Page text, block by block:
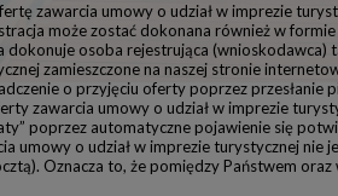
zawarcia umowy o udział w imprezie
może zostać dokonana również w
osoba rejestrująca
zamieszczone na naszej stronie
o przyjęciu oferty poprzez
zawarcia umowy o udział w imprezie
poprzez automatyczne pojawienie się
umowy o udział w imprezie turystycznej
Oznacza to, że pomiędzy Państwem oraz